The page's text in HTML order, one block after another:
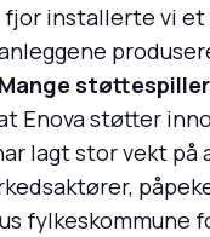
fjor installerte vi
Mange
Enova støtter
lagt stor vekt
fylkeskommune